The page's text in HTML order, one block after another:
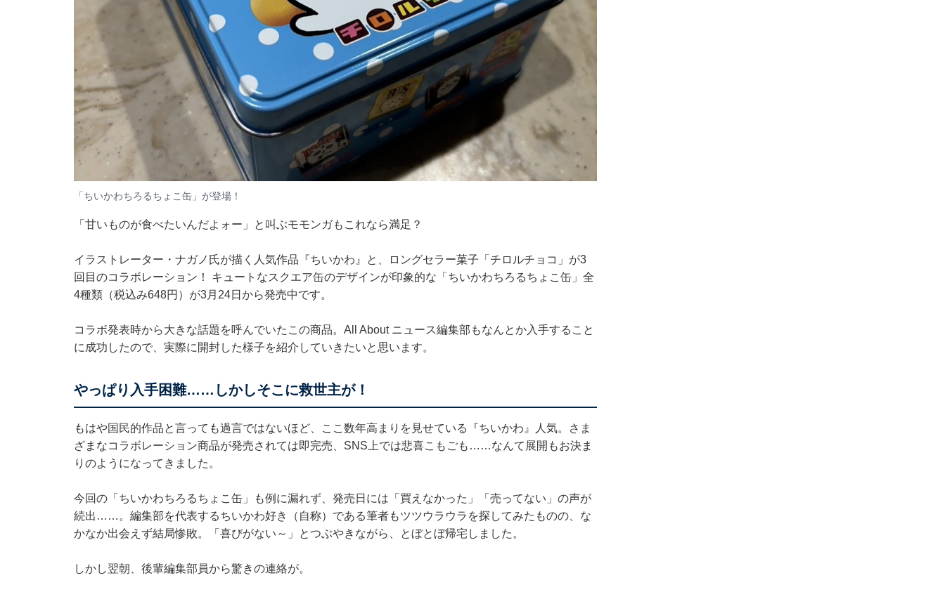
「ちいかわちろるちょこ缶」が登場！
「甘いものが食べたいんだよォー」と叫ぶモモンガもこれなら満足？
イラストレーター・ナガノ氏が描く人気作品『ちいかわ』と、ロングセラー菓子「チロルチョコ」が3
回目のコラボレーション！ キュートなスクエア缶のデザインが印象的な「ちいかわちろるちょこ缶」全
4種類（税込み648円）が3月24日から発売中です。
コラボ発表時から大きな話題を呼んでいたこの商品。All About ニュース編集部もなんとか入手すること
に成功したので、実際に開封した様子を紹介していきたいと思います。
やっぱり入手困難……しかしそこに救世主が！
もはや国民的作品と言っても過言ではないほど、ここ数年高まりを見せている『ちいかわ』人気。さま
ざまなコラボレーション商品が発売されては即完売、SNS上では悲喜こもごも……なんて展開もお決ま
りのようになってきました。
今回の「ちいかわちろるちょこ缶」も例に漏れず、発売日には「買えなかった」「売ってない」の声が
続出……。編集部を代表するちいかわ好き（自称）である筆者もツツウラウラを探してみたものの、な
かなか出会えず結局惨敗。「喜びがない～」とつぶやきながら、とぼとぼ帰宅しました。
しかし翌朝、後輩編集部員から驚きの連絡が。